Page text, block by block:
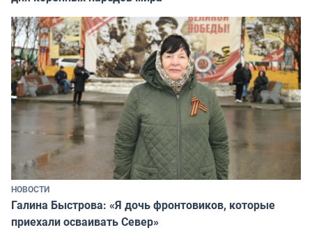
НОВОСТИ
Галина Быстрова: «Я дочь фронтовиков, которые
приехали осваивать Север»